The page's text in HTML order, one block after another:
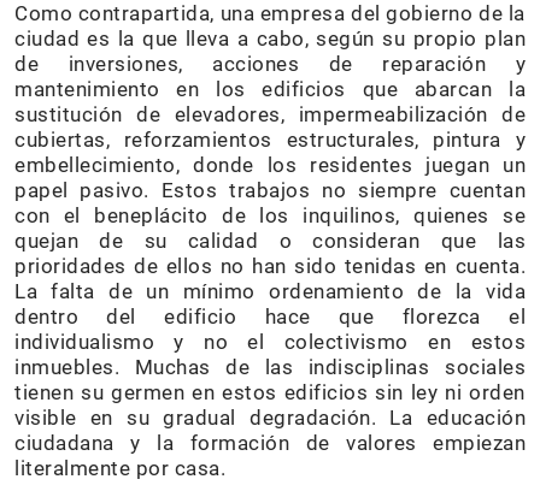
Como contrapartida, una empresa del gobierno de la
ciudad es la que lleva a cabo, según su propio plan
de inversiones, acciones de reparación y
mantenimiento en los edificios que abarcan la
sustitución de elevadores, impermeabilización de
cubiertas, reforzamientos estructurales, pintura y
embellecimiento, donde los residentes juegan un
papel pasivo. Estos trabajos no siempre cuentan
con el beneplácito de los inquilinos, quienes se
quejan de su calidad o consideran que las
prioridades de ellos no han sido tenidas en cuenta.
La falta de un mínimo ordenamiento de la vida
dentro del edificio hace que florezca el
individualismo y no el colectivismo en estos
inmuebles. Muchas de las indisciplinas sociales
tienen su germen en estos edificios sin ley ni orden
visible en su gradual degradación. La educación
ciudadana y la formación de valores empiezan
literalmente por casa.